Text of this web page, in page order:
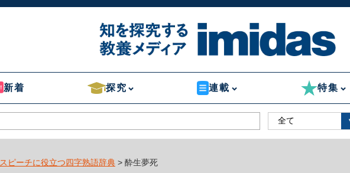
新着 探究 連載 特集
スピーチに役立つ四字熟語辞典 > 酔生夢死